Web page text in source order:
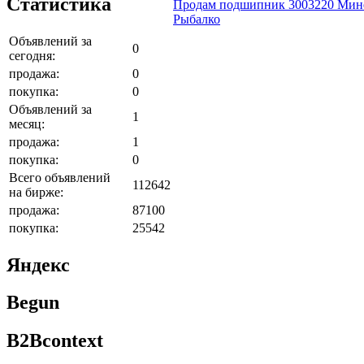
Объявлений за
сегодня:
0
продажа:
0
покупка:
0
Объявлений за
месяц:
1
продажа:
1
покупка:
0
Всего объявлений
на бирже:
112642
продажа:
87100
покупка:
25542
Яндекс
Begun
B2Bcontext
Продам подшипник 3003220
Рыбалко